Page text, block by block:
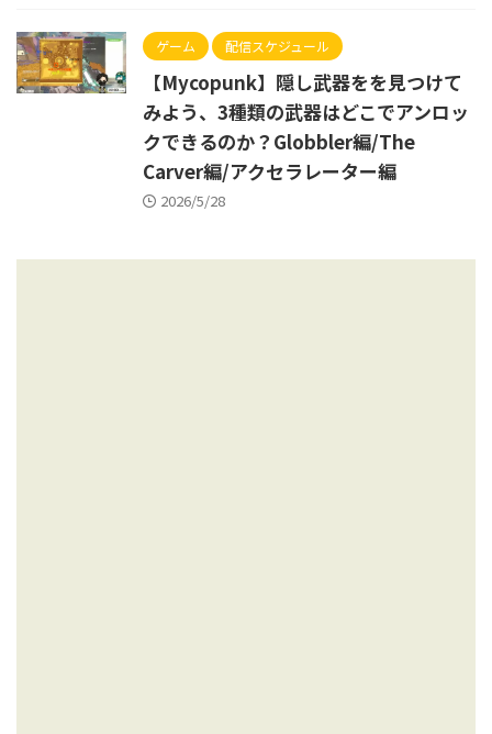
ゲーム 配信スケジュール
【Mycopunk】隠し武器をを見つけて
みよう、3種類の武器はどこでアンロッ
クできるのか？Globbler編/The
Carver編/アクセラレーター編
2026/5/28